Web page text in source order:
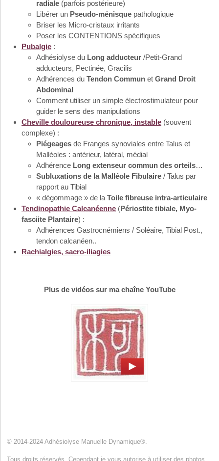
radiale (parfois postérieure)
Libérer un Pseudo-ménisque pathologique
Briser les Micro-cristaux irritants
Poser les CONTENTIONS spécifiques
Pubalgie :
Adhésiolyse du Long adducteur /Petit-Grand
adducteurs, Pectinée, Gracilis
Adhérences du Tendon Commun et Grand Droit
Abdominal
Comment utiliser un simple électrostimulateur pour
guider le sens des manipulations
Cheville douloureuse chronique, instable (souvent
complexe) :
Piégeages de Franges synoviales entre Talus et
Malléoles : antérieur, latéral, médial
Adhérence Long extenseur commun des orteils…
Subluxations de la Malléole Fibulaire / Talus par
rapport au Tibial
« dégommage » de la Toile fibreuse intra-articulaire
Tendinopathie Calcanéenne (Périostite tibiale, Myo-
fasciite Plantaire) :
Adhérences Gastrocnémiens / Soléaire, Tibial Post.,
tendon calcanéen..
Rachialgies, sacro-iliagies
Plus de vidéos sur ma chaîne YouTube
© 2014-2024 Adhésiolyse Manuelle Dynamique®.
Tous droits réservés. Cependant je vous autorise à utiliser des photos